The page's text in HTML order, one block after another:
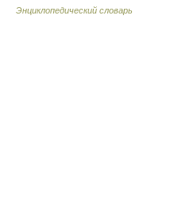
Энциклопедический словарь